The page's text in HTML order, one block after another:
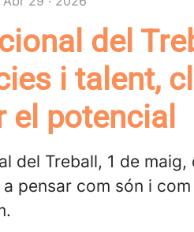
del
i talent,
el potencial
del Treball, 1 de maig,
pensar com són i